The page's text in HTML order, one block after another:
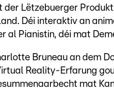
der Lëtzebuerger
Déi interaktiv an
al Pianistin, déi mat
Bruneau an dem
Reality-Erfarung
mat